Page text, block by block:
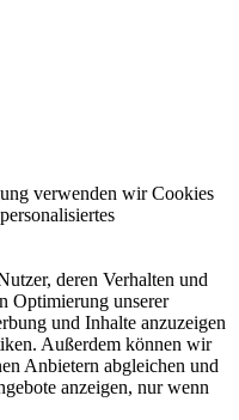
verwenden wir Cookies
deren Verhalten und
Optimierung unserer
und Inhalte anzuzeigen
Außerdem können wir
Anbietern abgleichen und
anzeigen, nur wenn